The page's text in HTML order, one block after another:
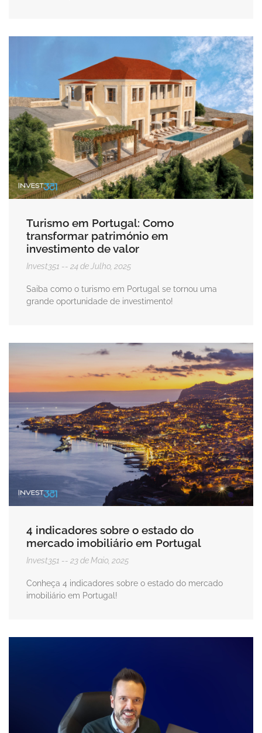
Turismo em Portugal: Como
transformar património em
investimento de valor
Invest351 24 de Julho, 2025
Saiba como o turismo em Portugal se tornou uma
grande oportunidade de investimento!
4 indicadores sobre o estado do
mercado imobiliário em Portugal
Invest351 23 de Maio, 2025
Conheça 4 indicadores sobre o estado do mercado
imobiliário em Portugal!